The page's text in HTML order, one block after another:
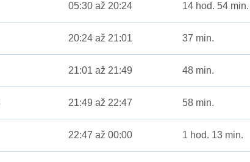
05:30 až 20:24 14 hod. 54 min.
20:24 až 21:01 37 min.
21:01 až 21:49 48 min.
21:49 až 22:47 58 min.
22:47 až 00:00 1 hod. 13 min.